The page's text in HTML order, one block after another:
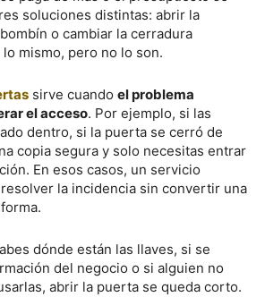
soluciones distintas: abrir la
o cambiar la cerradura
mismo, pero no lo son.
sirve cuando el problema
el acceso. Por ejemplo, si las
dentro, si la puerta se cerró de
copia segura y solo necesitas entrar
En esos casos, un servicio
la incidencia sin convertir una
dónde están las llaves, si se
del negocio o si alguien no
abrir la puerta se queda corto.